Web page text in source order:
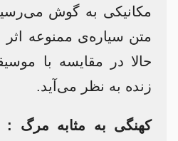
مکانیکی به گوش
متن سیاره‌ی ممنوعه اثر
حالا در مقایسه با
زنده به نظر می‌آید.
کهنگی به مثابه مرگ :